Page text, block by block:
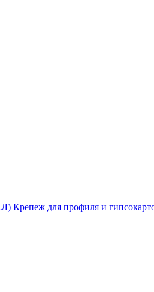
Крепеж для профиля и